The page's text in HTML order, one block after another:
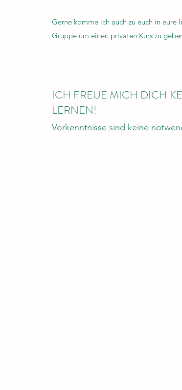
Gerne komme ich auch zu euch in eure
Gruppe um einen privaten Kurs zu
ICH FREUE MICH DICH
LERNEN!
Vorkenntnisse sind keine